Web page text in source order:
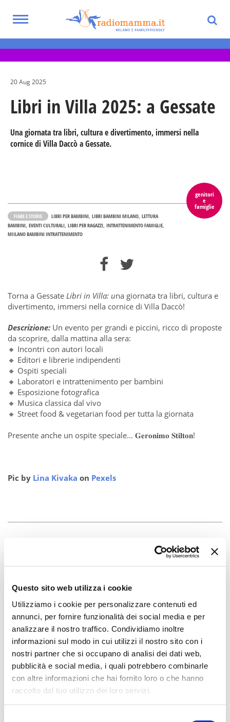
Questo sito web utilizza i cookie
Utilizziamo i cookie per personalizzare contenuti ed
annunci, per fornire funzionalità dei social media e per
analizzare il nostro traffico. Condividiamo inoltre
informazioni sul modo in cui utilizzi il nostro sito con i
nostri partner che si occupano di analisi dei dati web,
pubblicità e social media, i quali potrebbero combinarle
con altre informazioni che hai fornito loro o che hanno
raccolto dal tuo utilizzo dei loro servizi.
main
Toggle
Eventi per bambini, ragazzi e adolescenti
nella Città Metropolitana di Milano
20 Aug 2025
Libri in Villa 2025: a Gessate
Una giornata tra libri, cultura e divertimento, immersi nella
cornice di Villa Daccò a Gessate.
genitori
e
famiglie
FIABE E STORIE LIBRI PER BAMBINI LIBRI BAMBINI MILANO LETTURA
BAMBINI EVENTI CULTURALI LIBRI PER RAGAZZI INTRATTENIMENTO FAMIGLIE
MIILANO BAMBINI INTRATTENIMENTO
Torna a Gessate Libri in Villa: una giornata tra libri, cultura e
divertimento, immersi nella cornice di Villa Daccò!
Descrizione: Un evento per grandi e piccini, ricco di proposte
da scoprire, dalla mattina alla sera:
🔸 Incontri con autori locali
🔸 Editori e librerie indipendenti
🔸 Ospiti speciali
🔸 Laboratori e intrattenimento per bambini
🔸 Esposizione fotografica
🔸 Musica classica dal vivo
🔸 Street food & vegetarian food per tutta la giornata
Presente anche un ospite speciale... 𝐆𝐞𝐫𝐨𝐧𝐢𝐦𝐨 𝐒𝐭𝐢𝐥𝐭𝐨𝐧!
Pic by Lina Kivaka on Pexels